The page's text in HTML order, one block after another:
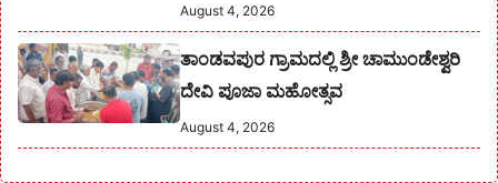
August 4, 2026
ತಾಂಡವಪುರ ಗ್ರಾಮದಲ್ಲಿ ಶ್ರೀ ಚಾಮುಂಡೇಶ್ವರಿ
ದೇವಿ ಪೂಜಾ ಮಹೋತ್ಸವ
August 4, 2026